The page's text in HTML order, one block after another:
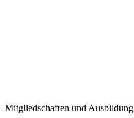
Mitgliedschaften und Ausbildung